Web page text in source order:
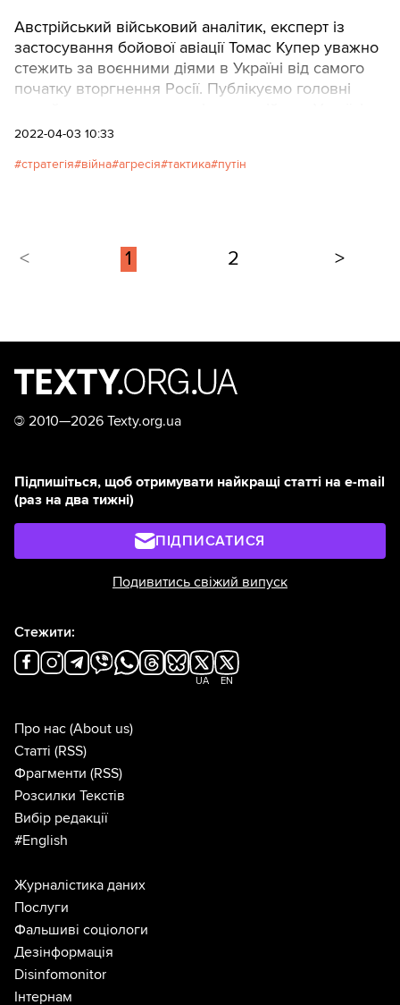
Австрійський військовий аналітик, експерт із
застосування бойової авіації Томас Купер уважно
стежить за воєнними діями в Україні від самого
початку вторгнення Росії. Публікуємо головні
2022-04-03 10:33
стратегія війна агресія тактика путін
< 1 2 >
© 2010—2026 Texty.org.ua
Підпишіться, щоб отримувати найкращі статті на e-mail
(раз на два тижні)
ПІДПИСАТИСЯ
Подивитись свіжий випуск
Стежити:
UA EN
Про нас (About us)
Статті (RSS)
Фрагменти (RSS)
Розсилки Текстів
Вибір редакції
#English
Журналістика даних
Послуги
Фальшиві соціологи
Дезінформація
Disinfomonitor
Інтернам